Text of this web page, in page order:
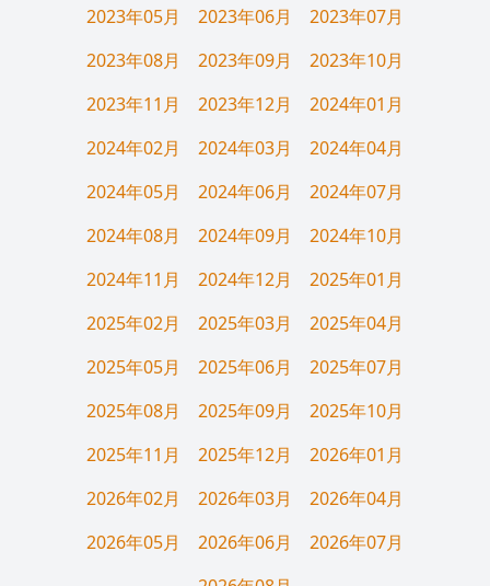
2023年05月
2023年06月
2023年07月
2023年08月
2023年09月
2023年10月
2023年11月
2023年12月
2024年01月
2024年02月
2024年03月
2024年04月
2024年05月
2024年06月
2024年07月
2024年08月
2024年09月
2024年10月
2024年11月
2024年12月
2025年01月
2025年02月
2025年03月
2025年04月
2025年05月
2025年06月
2025年07月
2025年08月
2025年09月
2025年10月
2025年11月
2025年12月
2026年01月
2026年02月
2026年03月
2026年04月
2026年05月
2026年06月
2026年07月